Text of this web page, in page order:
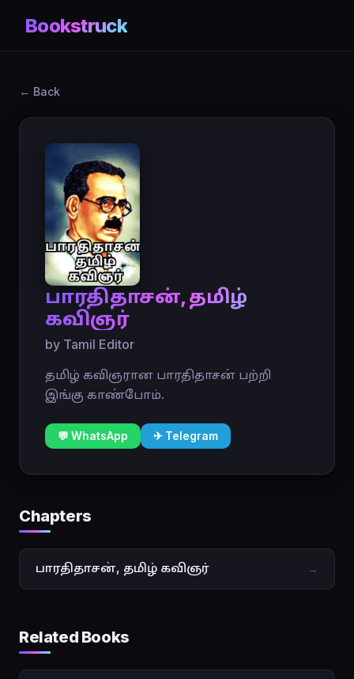
Bookstruck
← Back
பாரதிதாசன், தமிழ்
கவிஞர்
by Tamil Editor
தமிழ் கவிஞரான பாரதிதாசன் பற்றி
இங்கு காண்போம்.
💬 WhatsApp ✈ Telegram
Chapters
பாரதிதாசன், தமிழ் கவிஞர் →
Related Books